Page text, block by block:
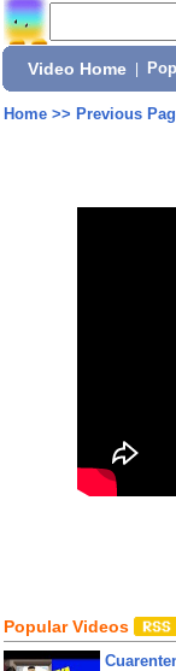
Video Home
Home>> Previous
Popular Videos